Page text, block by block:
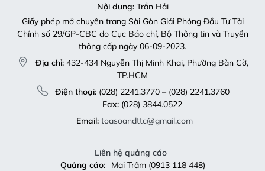
Nội dung:Trần Hải
Giấy phép mở chuyên trang Sài Gòn Giải Phóng Đầu Tư Tài
Chính số 29/GP-CBC do Cục Báo chí, Bộ Thông tin và Truyền
thông cấp ngày 06-09-2023.
Địa chỉ: 432-434 Nguyễn Thị Minh Khai, Phường Bàn Cờ,
TP.HCM
Điện thoại:(028) 2241.3770 – (028) 2241.3760
Fax:(028) 3844.0522
Email: toasoandttc@gmail.com
Liên hệ quảng cáo
Quảng cáo:
Mai Trâm (0913 118 448)